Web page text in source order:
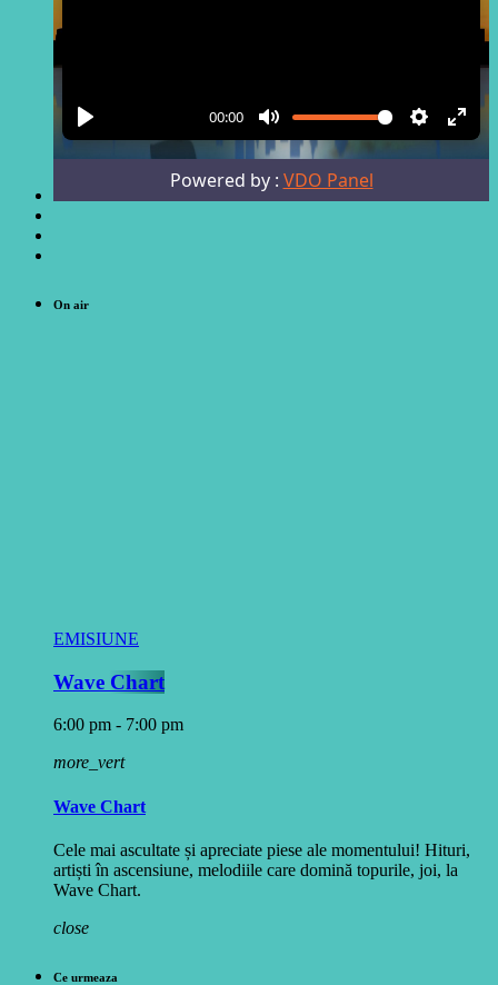
On air
EMISIUNE
Wave Chart
6:00 pm - 7:00 pm
more_vert
Wave Chart
Cele mai ascultate și apreciate piese ale momentului! Hituri,
artiști în ascensiune, melodiile care domină topurile, joi, la
Wave Chart.
close
Ce urmeaza